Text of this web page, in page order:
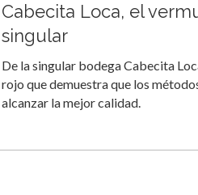
Cabecita Loca, el
singular
De la singular bodega Cabecita
rojo que demuestra que los
alcanzar la mejor calidad.